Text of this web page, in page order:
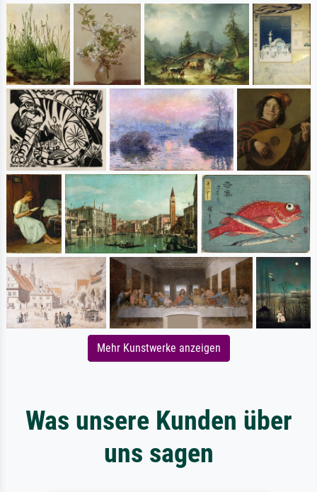
Mehr Kunstwerke anzeigen
Was unsere Kunden über
uns sagen